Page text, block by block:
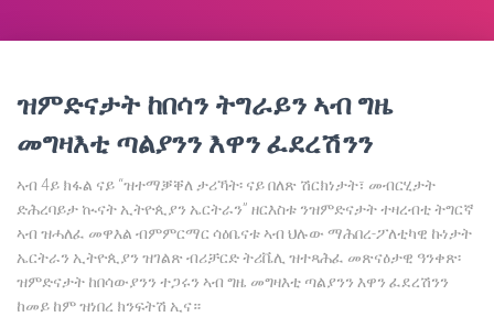
ዝምድናታት ከበሳን ትግራይን ኣብ ግዜ
መግዛእቲ ጣልያንን እዋን ፈደረሽንን
ኣብ 4ይ ክፋል ናይ “ዝተማቓቐለ ታሪኻት፡ ናይ በለጽ ሽርክነታት፣ መብርሂታት
ድሕረባይታ ኲናት ኢትዮጲያን ኤርትራን” ዘርእስቱ ንዝምድናታት ተዛረብቲ ትግርኛ
ኣብ ዝሓለፈ መዋእል ብምምርማር ሳዕቤናቱ ኣብ ህሉው ማሕበረ-ፖለቲካዊ ኩነታት
ኤርትራን ኢትዮጲያን ዝገልጽ ብሪቻርድ ትሪቬሊ ዝተጻሕፈ መጽናዕታዊ ዓንቀጽ፡
ዝምድናታት ከበሳውያንን ተጋሩን ኣብ ግዜ መግዛእቲ ጣልያንን እዋን ፈደረሽንን
ከመይ ከም ዝነበረ ክንፍትሽ ኢና።